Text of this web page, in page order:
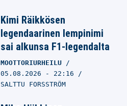
Kimi Räikkösen
legendaarinen lempinimi
sai alkunsa F1-legendalta
MOOTTORIURHEILU
05.08.2026 - 22:16
SALTTU FORSSTRÖM